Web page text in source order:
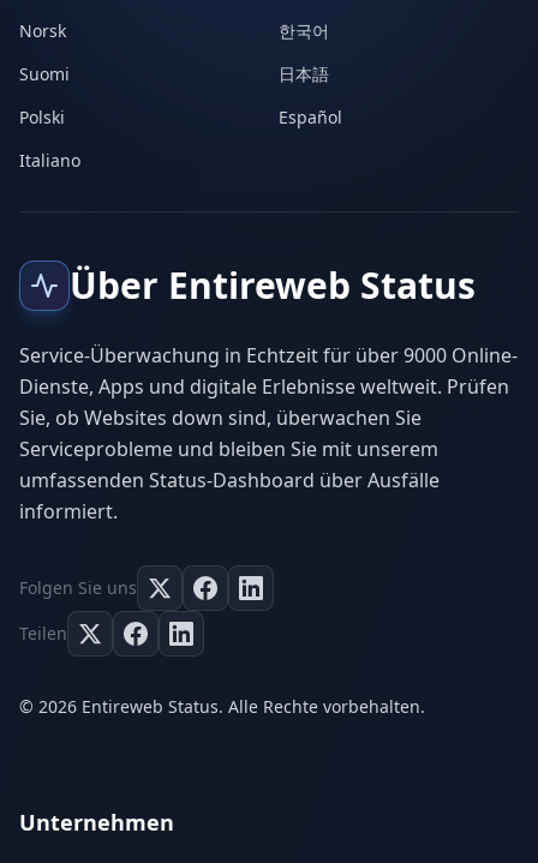
Norsk
한국어
Suomi
日本語
Polski
Español
Italiano
Über Entireweb Status
Service-Überwachung in Echtzeit für über 9000 Online-
Dienste, Apps und digitale Erlebnisse weltweit. Prüfen
Sie, ob Websites down sind, überwachen Sie
Serviceprobleme und bleiben Sie mit unserem
umfassenden Status-Dashboard über Ausfälle
informiert.
Folgen Sie uns
Teilen
© 2026 Entireweb Status. Alle Rechte vorbehalten.
Unternehmen